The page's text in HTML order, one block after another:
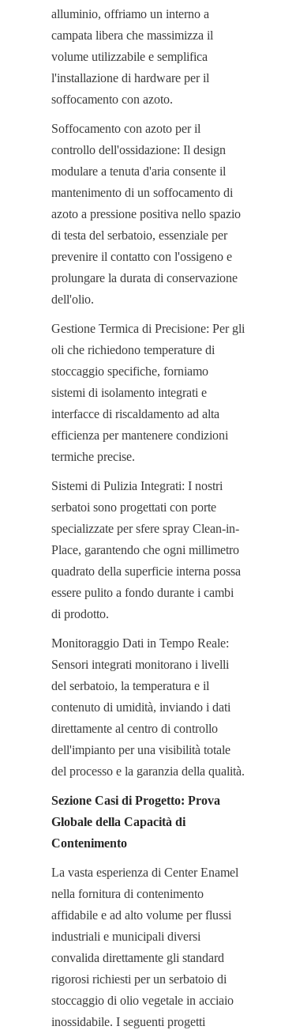
alluminio, offriamo un interno a
campata libera che massimizza il
volume utilizzabile e semplifica
l'installazione di hardware per il
soffocamento con azoto.
Soffocamento con azoto per il
controllo dell'ossidazione: Il design
modulare a tenuta d'aria consente il
mantenimento di un soffocamento di
azoto a pressione positiva nello spazio
di testa del serbatoio, essenziale per
prevenire il contatto con l'ossigeno e
prolungare la durata di conservazione
dell'olio.
Gestione Termica di Precisione: Per gli
oli che richiedono temperature di
stoccaggio specifiche, forniamo
sistemi di isolamento integrati e
interfacce di riscaldamento ad alta
efficienza per mantenere condizioni
termiche precise.
Sistemi di Pulizia Integrati: I nostri
serbatoi sono progettati con porte
specializzate per sfere spray Clean-in-
Place, garantendo che ogni millimetro
quadrato della superficie interna possa
essere pulito a fondo durante i cambi
di prodotto.
Monitoraggio Dati in Tempo Reale:
Sensori integrati monitorano i livelli
del serbatoio, la temperatura e il
contenuto di umidità, inviando i dati
direttamente al centro di controllo
dell'impianto per una visibilità totale
del processo e la garanzia della qualità.
Sezione Casi di Progetto: Prova
Globale della Capacità di
Contenimento
La vasta esperienza di Center Enamel
nella fornitura di contenimento
affidabile e ad alto volume per flussi
industriali e municipali diversi
convalida direttamente gli standard
rigorosi richiesti per un serbatoio di
stoccaggio di olio vegetale in acciaio
inossidabile. I seguenti progetti